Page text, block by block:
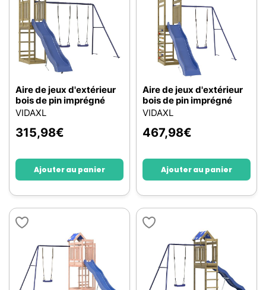
Aire de jeux d'extérieur
bois de pin imprégné
VIDAXL
315,98€
Ajouter au panier
Aire de jeux d'extérieur
bois de pin imprégné
VIDAXL
467,98€
Ajouter au panier